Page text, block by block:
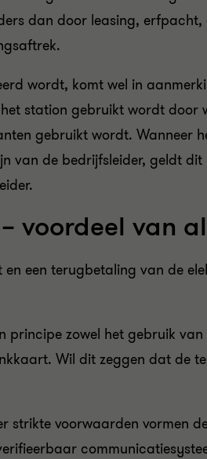
dan door leasing,
wordt, komt wel in
station gebruikt wordt door
gebruikt wordt. Wanneer
van de bedrijfsleider, geldt
voordeel van
een terugbetaling van de
zowel het gebruik
Wil dit zeggen dat de
strikte voorwaarden vormen